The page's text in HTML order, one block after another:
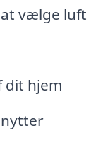
vælge luft
dit hjem